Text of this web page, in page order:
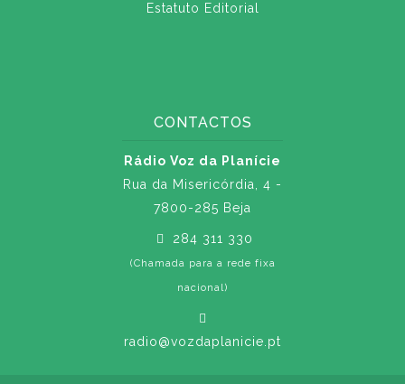
Estatuto Editorial
CONTACTOS
Rádio Voz da Planície
Rua da Misericórdia, 4 -
7800-285 Beja
284 311 330
(Chamada para a rede fixa
nacional)
radio@vozdaplanicie.pt